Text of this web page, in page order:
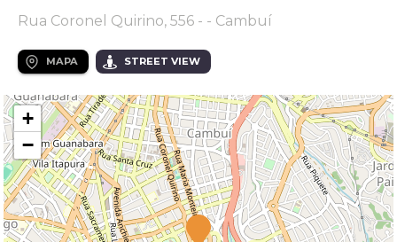
Rua Coronel Quirino, 556 - - Cambuí
MAPA STREET VIEW
+
−